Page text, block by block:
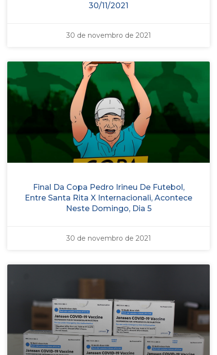
30/11/2021
30 de novembro de 2021
Final Da Copa Pedro Irineu De Futebol,
Entre Santa Rita X Internacionali, Acontece
Neste Domingo, Dia 5
30 de novembro de 2021